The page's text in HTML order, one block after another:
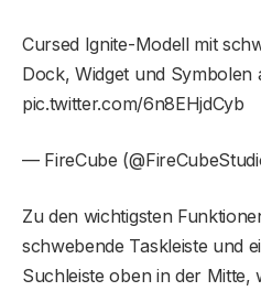
Cursed Ignite-Modell mit
Dock, Widget und Symbolen
pic.twitter.com/6n8EHjdCyb
— FireCube
Zu den wichtigsten
schwebende Taskleiste und
Suchleiste oben in der Mitte,